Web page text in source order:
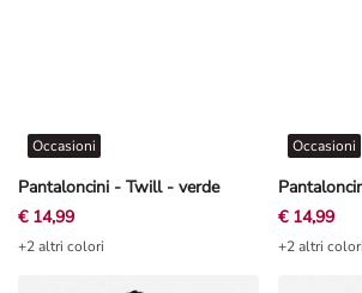
Pantaloncini - Twill - verde
Occasioni
€ 14,99
+2 altri colori
Occasioni
€ 14,99
+2 altri colori